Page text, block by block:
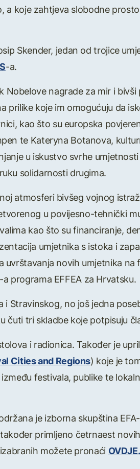
a koje zahtjeva slobodne
Skender, jedan od trojice
-a.
Nobelove nagrade za mir i
prilike koje im omogućuju da
kao što su europska
te Kateryna Botanova,
u iskustvo svrhe
solidarnosti drugima.
atmosferi bivšeg vojnog
u povijesno-tehnički
kao što su financiranje,
umjetnika s istoka i
novih umjetnika
programa EFFEA za Hrvatsku.
i Stravinskog, no još jedna
čuti tri skladbe koje potpisuju
i radionica. Također je
Cities and Regions) koje je
festivala, publike te
je izborna skupština
primljeno četrnaest
možete pronaći OVDJE.